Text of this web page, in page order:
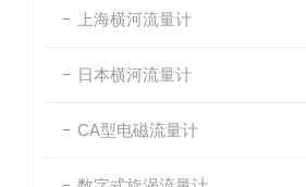
上海横河流量计
日本横河流量计
CA型电磁流量计